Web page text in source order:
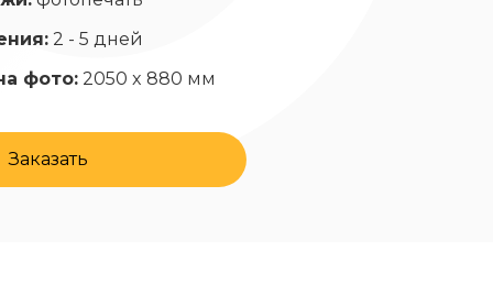
2 - 5 дней
фото: 2050 x 880 мм
Заказать